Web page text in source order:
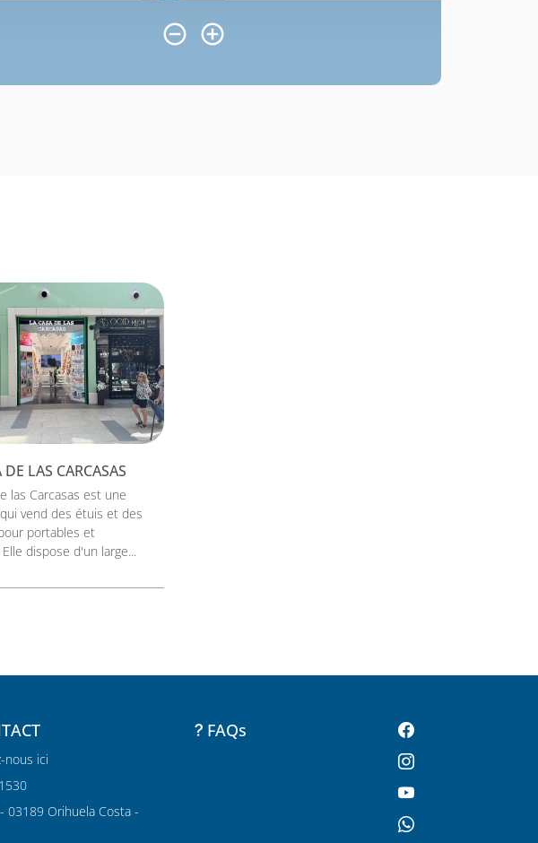
DE LAS CARCASAS
las Carcasas est une
vend des étuis et des
portables et
dispose d'un large...
nous ici
- 03189 Orihuela Costa -
FAQs